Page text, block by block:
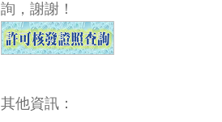
詢，謝謝！
其他資訊：